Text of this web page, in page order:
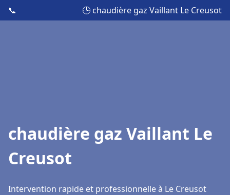
📞 🕒 chaudière gaz Vaillant Le Creusot
chaudière gaz Vaillant Le
Creusot
Intervention rapide et professionnelle à Le Creusot